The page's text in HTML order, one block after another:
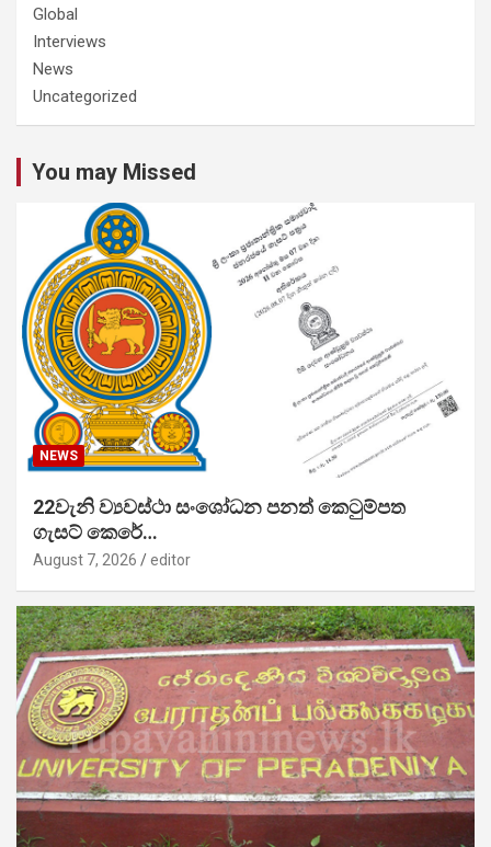
Global
Interviews
News
Uncategorized
You may Missed
NEWS
22වැනි ව්‍යවස්ථා සංශෝධන පනත් කෙටුම්පත
ගැසට් කෙරේ…
August 7, 2026 editor